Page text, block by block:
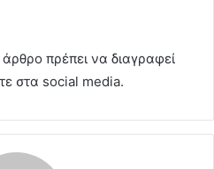
πρέπει να διαγραφεί
στα social media.